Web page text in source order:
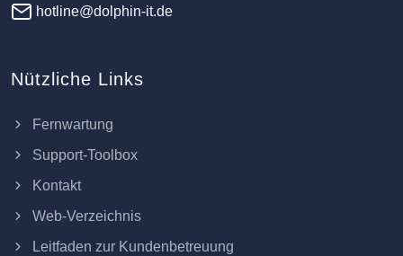
hotline@dolphin-it.de
Nützliche Links
Fernwartung
Support-Toolbox
Kontakt
Web-Verzeichnis
Leitfaden zur Kundenbetreuung